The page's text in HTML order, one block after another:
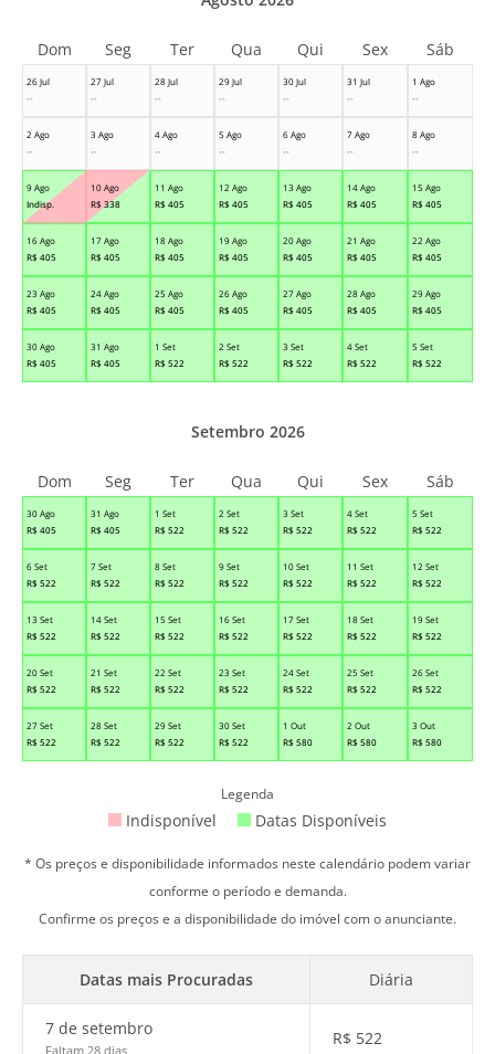
26 Jul
--
27 Jul
--
28 Jul
--
29 Jul
--
30 Jul
--
31 Jul
--
1 Ago
--
2 Ago
--
3 Ago
--
4 Ago
--
5 Ago
--
6 Ago
--
7 Ago
--
8 Ago
--
9 Ago
Indisp.
10 Ago
R$ 338
11 Ago
R$ 405
12 Ago
R$ 405
13 Ago
R$ 405
14 Ago
R$ 405
15 Ago
R$ 405
16 Ago
R$ 405
17 Ago
R$ 405
18 Ago
R$ 405
19 Ago
R$ 405
20 Ago
R$ 405
21 Ago
R$ 405
22 Ago
R$ 405
23 Ago
R$ 405
24 Ago
R$ 405
25 Ago
R$ 405
26 Ago
R$ 405
27 Ago
R$ 405
28 Ago
R$ 405
29 Ago
R$ 405
30 Ago
R$ 405
31 Ago
R$ 405
1 Set
R$ 522
2 Set
R$ 522
3 Set
R$ 522
4 Set
R$ 522
5 Set
R$ 522
Dom Seg Ter Qua Qui Sex Sáb
30 Ago
R$ 405
31 Ago
R$ 405
1 Set
R$ 522
2 Set
R$ 522
3 Set
R$ 522
4 Set
R$ 522
5 Set
R$ 522
6 Set
R$ 522
7 Set
R$ 522
8 Set
R$ 522
9 Set
R$ 522
10 Set
R$ 522
11 Set
R$ 522
12 Set
R$ 522
13 Set
R$ 522
14 Set
R$ 522
15 Set
R$ 522
16 Set
R$ 522
17 Set
R$ 522
18 Set
R$ 522
19 Set
R$ 522
20 Set
R$ 522
21 Set
R$ 522
22 Set
R$ 522
23 Set
R$ 522
24 Set
R$ 522
25 Set
R$ 522
26 Set
R$ 522
27 Set
R$ 522
28 Set
R$ 522
29 Set
R$ 522
30 Set
R$ 522
1 Out
R$ 580
2 Out
R$ 580
3 Out
R$ 580
Setembro 2026
Dom Seg Ter Qua Qui Sex Sáb
Legenda
Indisponível Datas Disponíveis
* Os preços e disponibilidade informados neste calendário podem variar
conforme o período e demanda.
Confirme os preços e a disponibilidade do imóvel com o anunciante.
Datas mais Procuradas Diária
7 de setembro
Faltam 28 dias
R$ 522